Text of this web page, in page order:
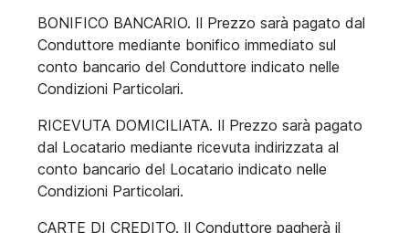
BONIFICO BANCARIO. Il Prezzo sarà pagato dal
Conduttore mediante bonifico immediato sul
conto bancario del Conduttore indicato nelle
Condizioni Particolari.
RICEVUTA DOMICILIATA. Il Prezzo sarà pagato
dal Locatario mediante ricevuta indirizzata al
conto bancario del Locatario indicato nelle
Condizioni Particolari.
CARTE DI CREDITO. Il Conduttore pagherà il